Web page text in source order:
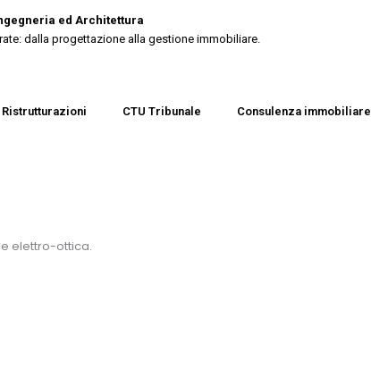
ed Architettura
dalla progettazione alla gestione immobiliare.
Ristrutturazioni CTU Tribunale Consulenza immobiliare
elettro-ottica.